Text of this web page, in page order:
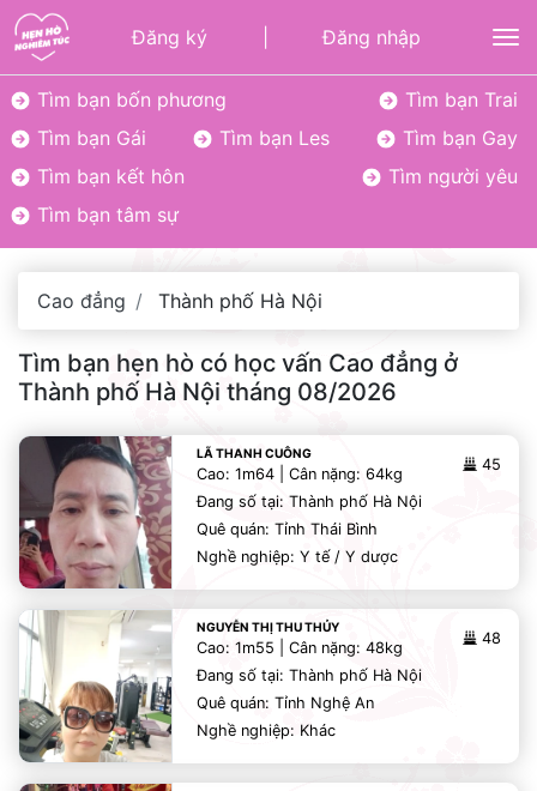
Đăng ký Đăng nhập
Tìm bạn bốn phương
Tìm bạn Trai
Tìm bạn Gái
Tìm bạn Les
Tìm bạn Gay
Tìm bạn kết hôn
Tìm người yêu
Tìm bạn tâm sự
Cao đẳng Thành phố Hà Nội
Tìm bạn hẹn hò có học vấn Cao đẳng ở
Thành phố Hà Nội tháng 08/2026
LÃ THANH CUÔNG
45
Cao: 1m64 | Cân nặng: 64kg
Đang số tại: Thành phố Hà Nội
Quê quán: Tỉnh Thái Bình
Nghề nghiệp: Y tế / Y dược
NGUYỄN THỊ THU THỦY
48
Cao: 1m55 | Cân nặng: 48kg
Đang số tại: Thành phố Hà Nội
Quê quán: Tỉnh Nghệ An
Nghề nghiệp: Khác